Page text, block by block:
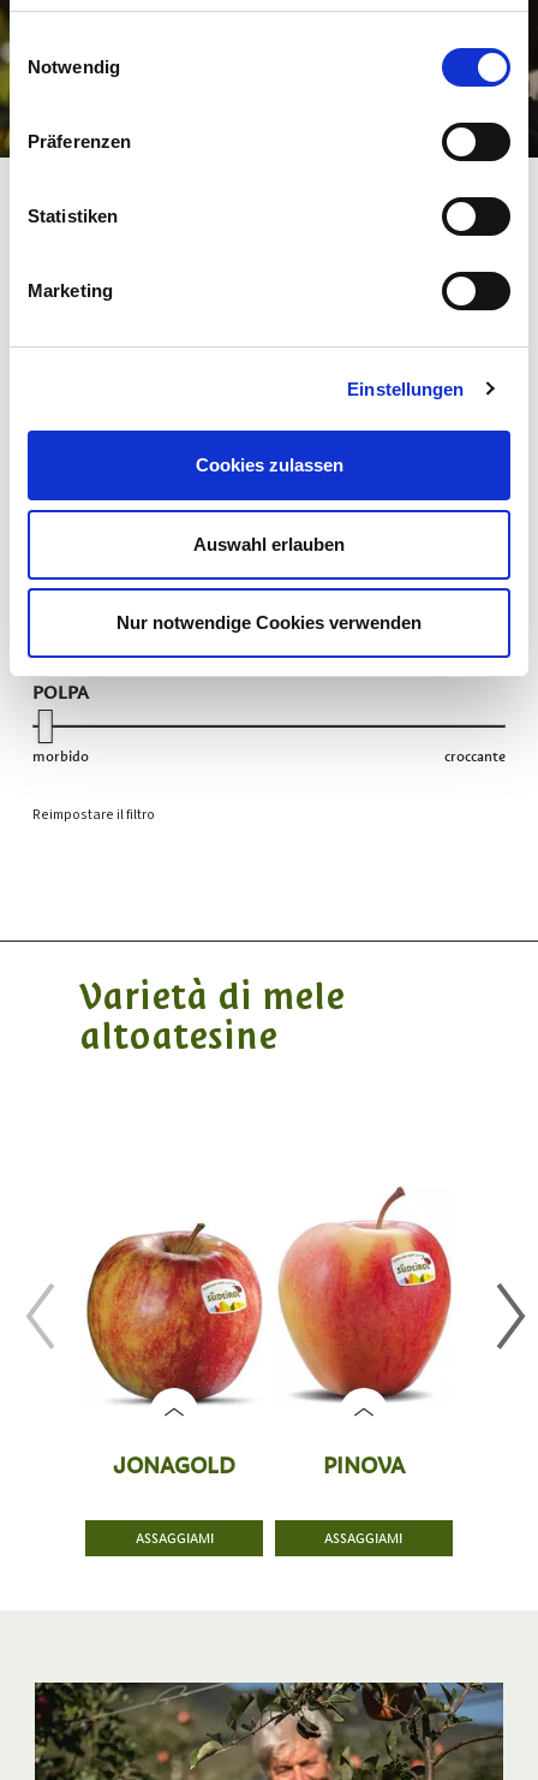
Einwilligungsauswahl
Notwendig
Präferenzen
Statistiken
Marketing
Einstellungen
Cookies zulassen
Auswahl erlauben
Nur notwendige Cookies verwenden
aggiornato.
E-mail
*= campi obbligatori
AROMA
POLPA
morbido croccante
Reimpostare il filtro
Varietà di mele
altoatesine
JONAGOLD
ASSAGGIAMI
PINOVA
ASSAGGIAMI